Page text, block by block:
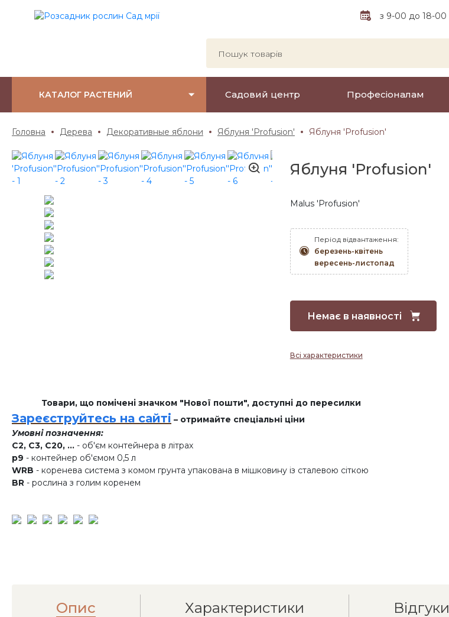
з 9-00 до 18-00
КАТАЛОГ РАСТЕНИЙ Садовий центр Професіоналам
Головна Дерева Декоративные яблони Яблуня 'Profusion' Яблуня 'Profusion'
Яблуня 'Profusion'
Malus 'Profusion'
Період відвантаження:
березень-квітень
вересень-листопад
Немає в наявності
Всі характеристики
Товари, що помічені значком "Нової пошти", доступні до пересилки
Зареєструйтесь на сайті – отримайте спеціальні ціни
Умовні позначення:
C2, C3, C20, ... - об'єм контейнера в літрах
p9 - контейнер об'ємом 0,5 л
WRB - коренева система з комом грунта упакована в мішковину із сталевою сіткою
BR - рослина з голим коренем
Опис Характеристики Відгуки